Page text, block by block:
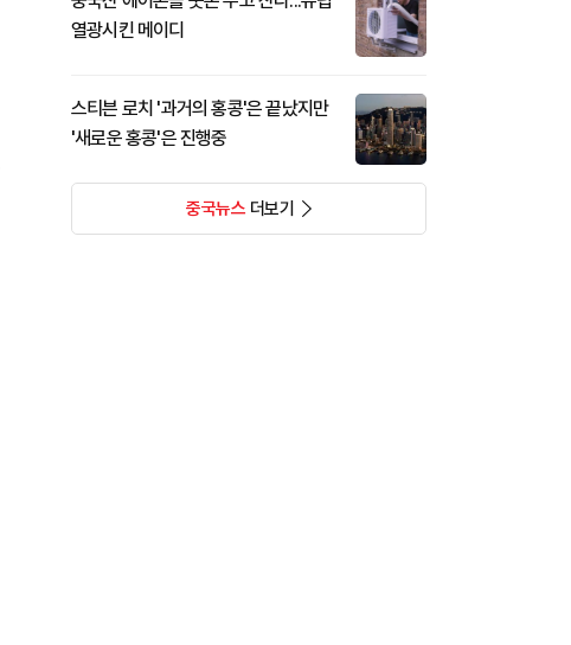
열광시킨 메이디
스티븐 로치 '과거의 홍콩'은 끝났지만
'새로운 홍콩'은 진행중
중국뉴스더보기